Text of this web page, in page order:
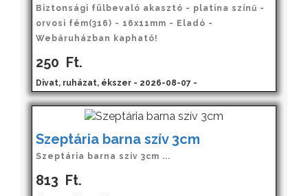
Biztonsági fülbevaló akasztó - platina színű -
orvosi fém(316) - 16x11mm - Eladó -
Webáruházban kapható!
250 Ft.
Divat, ruházat, ékszer - 2026-08-07 -
Szeptária barna szív 3cm
Szeptária barna szív 3cm ...
813 Ft.